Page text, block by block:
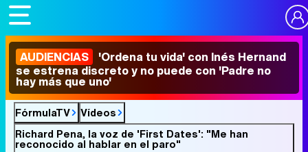
AUDIENCIAS 'Ordena tu vida' con Inés Hernand
se estrena discreto y no puede con 'Padre no
hay más que uno'
FórmulaTV
Vídeos
Richard Pena, la voz de 'First Dates': "Me han
reconocido al hablar en el paro"